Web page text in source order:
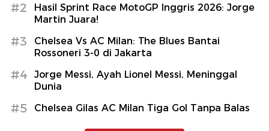
#2
Hasil Sprint Race MotoGP Inggris 2026: Jorge
Martin Juara!
#3
Chelsea Vs AC Milan: The Blues Bantai
Rossoneri 3-0 di Jakarta
#4
Jorge Messi, Ayah Lionel Messi, Meninggal
Dunia
#5 Chelsea Gilas AC Milan Tiga Gol Tanpa Balas